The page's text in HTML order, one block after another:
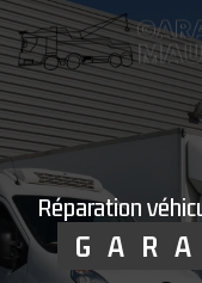
réparation
Panneau de gestion